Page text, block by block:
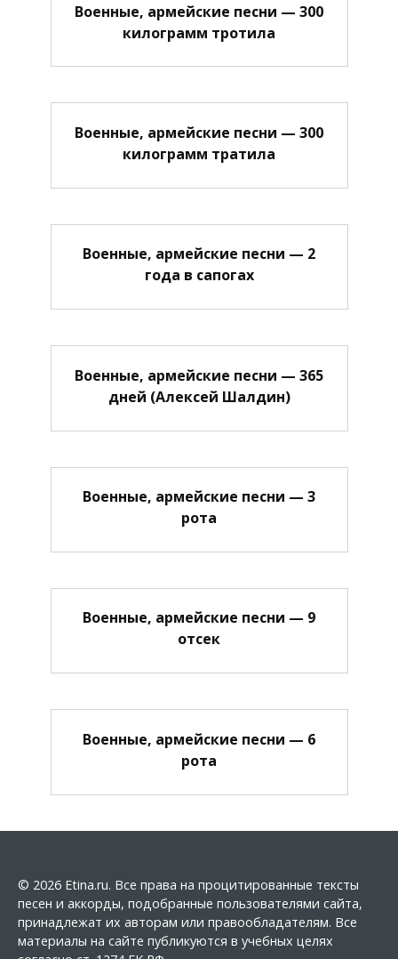
Военные, армейские песни — 300
килограмм тротила
Военные, армейские песни — 300
килограмм тратила
Военные, армейские песни — 2
года в сапогах
Военные, армейские песни — 365
дней (Алексей Шалдин)
Военные, армейские песни — 3
рота
Военные, армейские песни — 9
отсек
Военные, армейские песни — 6
рота
© 2026 Etina.ru. Все права на процитированные тексты
песен и аккорды, подобранные пользователями сайта,
принадлежат их авторам или правообладателям. Все
материалы на сайте публикуются в учебных целях